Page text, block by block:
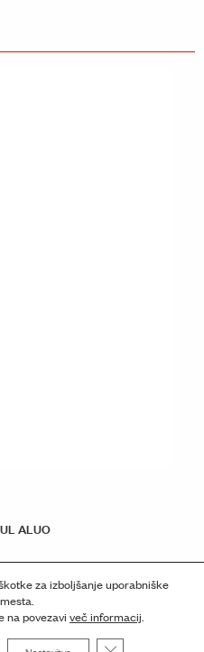
ALUO
za izboljšanje uporabniške
na povezavi več informacij.
Close GDPR